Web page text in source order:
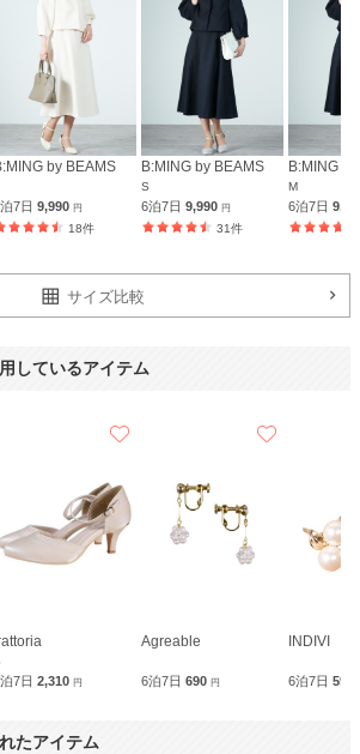
。
もかかわらず、希望日にレンタルすることができと
たいです。
by BEAMS
7日9,990円
18件
B:MING by BEAMS
S
6泊7日 9,990 円
31件
B:MING
M
6泊7日
サイズ比較
しているアイテム
7日2,310円
Agreable
6泊7日 690 円
INDIVI
6泊7日 590
たアイテム